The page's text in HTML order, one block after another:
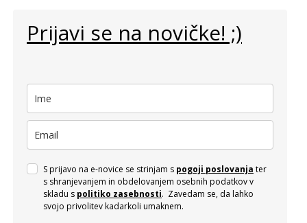
Prijavi se na novičke! ;)
S prijavo na e-novice se strinjam s pogoji poslovanja ter
s shranjevanjem in obdelovanjem osebnih podatkov v
skladu s politiko zasebnosti. Zavedam se, da lahko
svojo privolitev kadarkoli umaknem.